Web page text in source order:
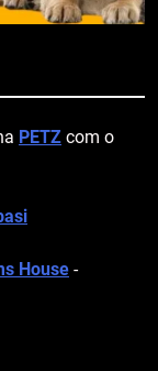
PETZ com o
House -